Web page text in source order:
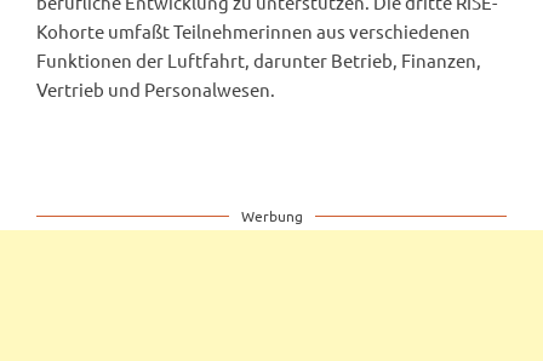
Kohorte umfaßt Teilnehmerinnen aus verschiedenen
Funktionen der Luftfahrt, darunter Betrieb, Finanzen,
Vertrieb und Personalwesen.
Werbung